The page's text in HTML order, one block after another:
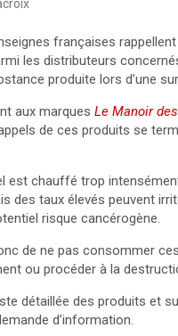
françaises
les distributeurs
produite lors d’une
aux marques Le Manoir
de ces produits se
est chauffé trop
des taux élevés peuvent
risque cancérogène.
de ne pas consommer
ou procéder à la
détaillée des produits et
d’information.